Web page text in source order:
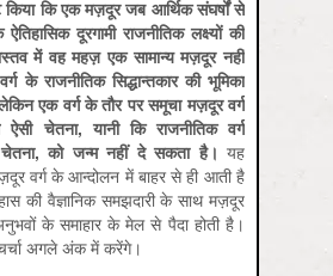
किया कि एक मज़दूर जब आर्थिक संघर्षों से
ऐतिहासिक दूरगामी राजनीतिक लक्ष्यों की
में वह महज़ एक सामान्य मज़दूर नहीं
वर्ग के राजनीतिक सिद्धान्तकार की भूमिका
एक वर्ग के तौर पर समूचा मज़दूर वर्ग
ऐसी चेतना,यानी कि राजनीतिक वर्ग
चेतना,को जन्म नहीं दे सकता है। यह
वर्ग के आन्दोलन में बाहर से ही आती है
की वैज्ञानिक समझदारी के साथ मज़दूर
के समाहार के मेल से पैदा होती है।
अगले अंक में करेंगे।